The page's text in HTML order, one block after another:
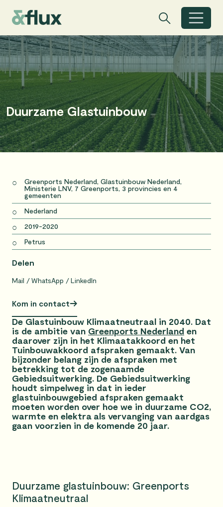
Zoekbalk
Zoeken Zoeken
Duurzame Glastuinbouw
Greenports Nederland, Glastuinbouw Nederland,
Ministerie LNV, 7 Greenports, 3 provincies en 4
gemeenten
Nederland
2019-2020
Petrus
Delen
Mail WhatsApp LinkedIn
Kom in contact
De Glastuinbouw Klimaatneutraal in 2040. Dat
is de ambitie van Greenports Nederland en
daarover zijn in het Klimaatakkoord en het
Tuinbouwakkoord afspraken gemaakt. Van
bijzonder belang zijn de afspraken met
betrekking tot de zogenaamde
Gebiedsuitwerking. De Gebiedsuitwerking
houdt simpelweg in dat in ieder
glastuinbouwgebied afspraken gemaakt
moeten worden over hoe we in duurzame CO2,
warmte en elektra als vervanging van aardgas
gaan voorzien in de komende 20 jaar.
Duurzame glastuinbouw: Greenports
Klimaatneutraal